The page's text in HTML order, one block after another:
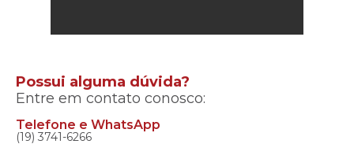
Possui alguma dúvida?
Entre em contato conosco:
Telefone e WhatsApp
(19) 3741-6266